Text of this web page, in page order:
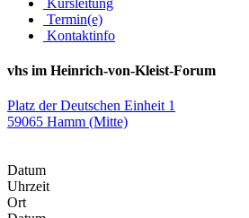
Termin(e)
Kontaktinfo
vhs im Heinrich-von-Kleist-Forum
Platz der Deutschen Einheit 1
59065 Hamm (Mitte)
Datum
Uhrzeit
Ort